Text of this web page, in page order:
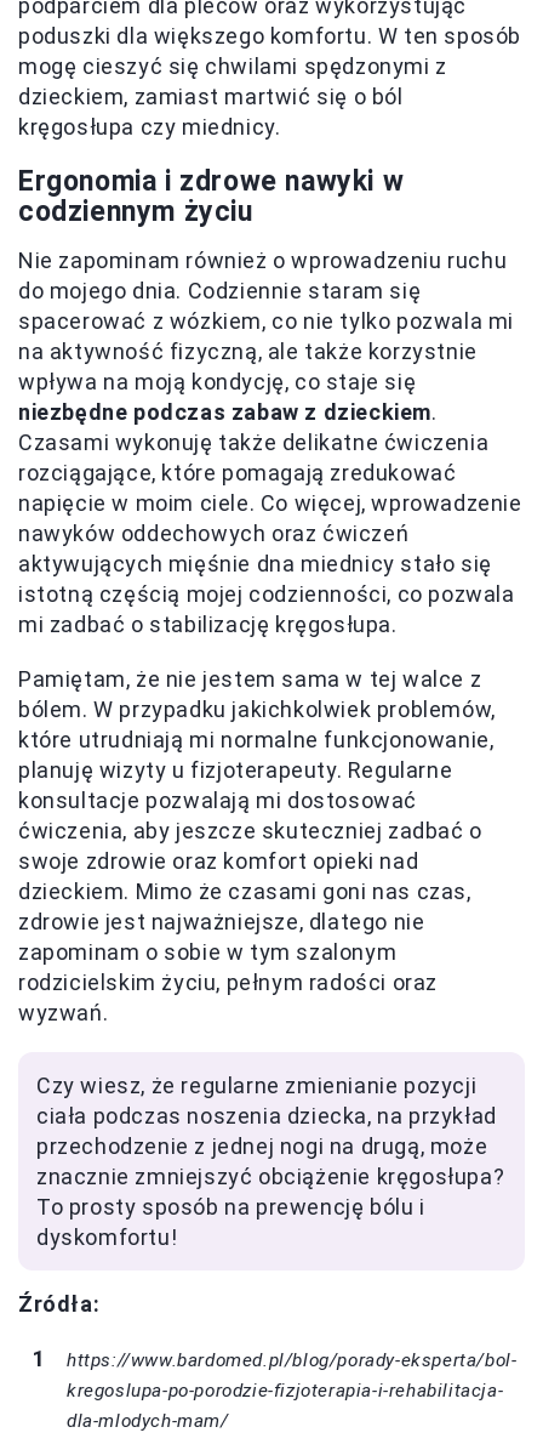
poduszki dla większego komfortu. W ten sposób
mogę cieszyć się chwilami spędzonymi z
dzieckiem, zamiast martwić się o ból
kręgosłupa czy miednicy.
Ergonomia i zdrowe nawyki w
codziennym życiu
Nie zapominam również o wprowadzeniu ruchu
do mojego dnia. Codziennie staram się
spacerować z wózkiem, co nie tylko pozwala mi
na aktywność fizyczną, ale także korzystnie
wpływa na moją kondycję, co staje się
niezbędne podczas zabaw z dzieckiem.
Czasami wykonuję także delikatne ćwiczenia
rozciągające, które pomagają zredukować
napięcie w moim ciele. Co więcej, wprowadzenie
nawyków oddechowych oraz ćwiczeń
aktywujących mięśnie dna miednicy stało się
istotną częścią mojej codzienności, co pozwala
mi zadbać o stabilizację kręgosłupa.
Pamiętam, że nie jestem sama w tej walce z
bólem. W przypadku jakichkolwiek problemów,
które utrudniają mi normalne funkcjonowanie,
planuję wizyty u fizjoterapeuty. Regularne
konsultacje pozwalają mi dostosować
ćwiczenia, aby jeszcze skuteczniej zadbać o
swoje zdrowie oraz komfort opieki nad
dzieckiem. Mimo że czasami goni nas czas,
zdrowie jest najważniejsze, dlatego nie
zapominam o sobie w tym szalonym
rodzicielskim życiu, pełnym radości oraz
wyzwań.
Czy wiesz, że regularne zmienianie pozycji
ciała podczas noszenia dziecka, na przykład
przechodzenie z jednej nogi na drugą, może
znacznie zmniejszyć obciążenie kręgosłupa?
To prosty sposób na prewencję bólu i
dyskomfortu!
Źródła:
https://www.bardomed.pl/blog/porady-eksperta/bol-
kregoslupa-po-porodzie-fizjoterapia-i-rehabilitacja-
dla-mlodych-mam/